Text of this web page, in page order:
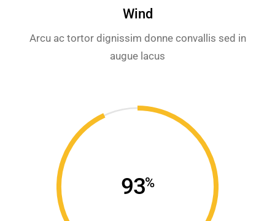
Wind
Arcu ac tortor dignissim donne convallis sed in
augue lacus
93%